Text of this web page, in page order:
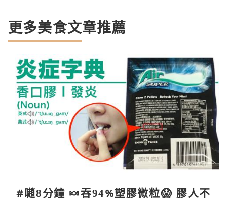
更多美食文章推薦
#𡁻8分鐘 🍬吞94%塑膠微粒😱 膠人不